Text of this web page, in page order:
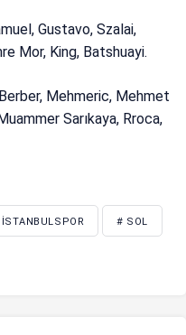
Gustavo, Szalai,
Mor, King, Batshuayi.
Mehmeric, Mehmet
Sarıkaya, Rroca,
# SOL